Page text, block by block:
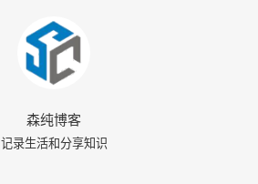
森纯博客
记录生活和分享知识